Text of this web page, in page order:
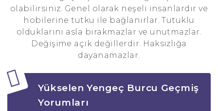
olabilirsiniz. Genel olarak neşeli insanlardır ve
hobilerine tutku ile bağlanırlar. Tutuklu
olduklarını asla bırakmazlar ve unutmazlar.
Değişime açık değillerdir. Haksızlığa
dayanamazlar.
Yükselen Yengeç Burcu Geçmiş
Yorumları